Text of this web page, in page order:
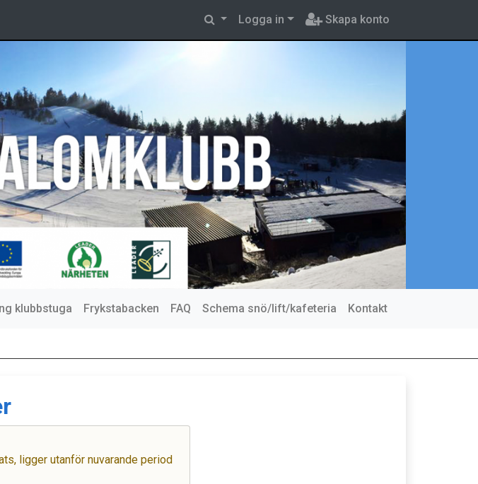
Logga in Skapa konto
klubbstuga Frykstabacken FAQ Schema snö/lift/kafeteria Kontakt
ligger utanför nuvarande period